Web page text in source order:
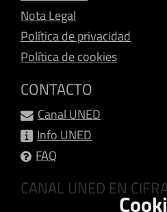
Nota Legal
Política de privacidad
Política de cookies
CONTACTO
Canal UNED
Info UNED
FAQ
CANAL UNED EN